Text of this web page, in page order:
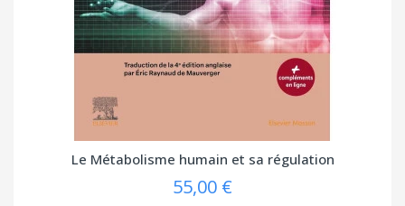
Le Métabolisme humain et sa régulation
55,00 €